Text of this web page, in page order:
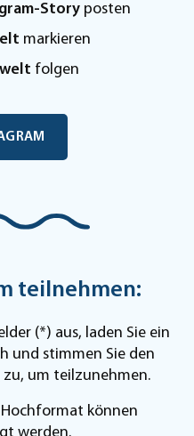
Story posten
markieren
folgen
teilnehmen:
(*) aus, laden Sie ein
und stimmen Sie den
zu, um teilzunehmen.
können